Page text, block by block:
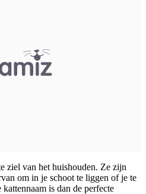
ziel van het huishouden. Ze zijn
om in je schoot te liggen of je te
is dan de perfecte